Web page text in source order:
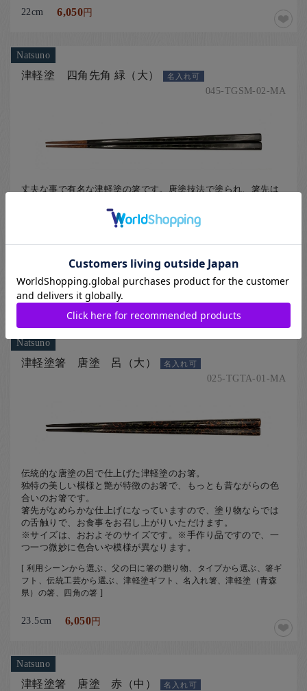
22cm 6,050円
Natsuno
津軽塗 四角先角 緑（大） 名入れ可
045-TGSM-02-MA
丈夫な事で有名な津軽塗の箸です。唐塗技法で塗られ、箸先は
滑らかな持ち心地と、滑りづらさを兼ね備えた1膳です。
選ぶ、箸ギフト、伝統工芸から選ぶ、津軽塗ギフト、名入れ箸、津軽
塗（青森県）の箸、四角の箸、緑色（グリーン）の箸、茶色（ブラウ
23.5cm 6,050円
Natsuno
津軽塗箸 唐塗 呂（大） 名入れ可
025-TGTA-01-MA
伝統的な唐塗の呂で仕上げた津軽塗のお箸。
独特の美しい模様と艶が特徴のお箸で、もっとも昔ながらの色
合いのお箸です。
箸先がなめらかな仕上げになっていますので、塗り物ならでは
の舌触りで、お食事をお召し上がりいただけます。
※サイズは、おおよそのサイズです。※手作り品ですので、一
つ一つ微妙に色合いや模様が異なります。
[ 利用シーンから選ぶ、父の日に箸の贈り物、タイプから選ぶ、箸ギ
フト、伝統工芸から選ぶ、津軽塗ギフト、名入れ箸、津軽塗（青森
県）の箸、四角の箸 ]
23.5cm 6,050円
Natsuno
津軽塗箸 唐塗 赤（中） 名入れ可